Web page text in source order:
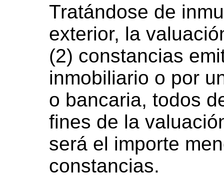
Tratándose de
exterior, la
(2) constancias
inmobiliario o por
o bancaria, todos
fines de la
será el importe
constancias.